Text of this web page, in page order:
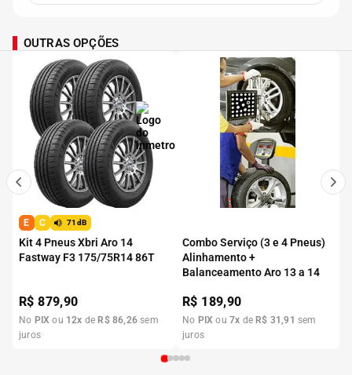
OUTRAS OPÇÕES
E C 71dB
Kit 4 Pneus Xbri Aro 14
Fastway F3 175/75R14 86T
R$879,90
No PIX ou 12x de R$ 86,26 sem
juros
Combo Serviço (3 e 4 Pneus)
Alinhamento +
Balanceamento Aro 13 a 14
R$ 189,90
No PIX ou7x de R$ 31 ,91 sem
juros